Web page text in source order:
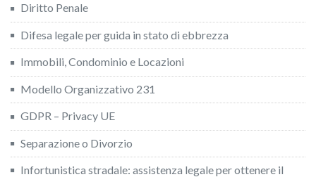
Diritto Penale
Difesa legale per guida in stato di ebbrezza
Immobili, Condominio e Locazioni
Modello Organizzativo 231
GDPR – Privacy UE
Separazione o Divorzio
Infortunistica stradale: assistenza legale per ottenere il